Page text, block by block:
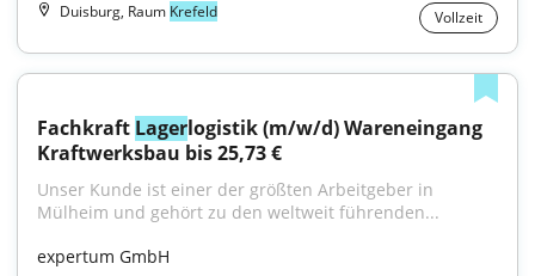
Duisburg, Raum Krefeld Vollzeit
Fachkraft Lagerlogistik (m/w/d) Wareneingang
Kraftwerksbau bis 25,73 €
Unser Kunde ist einer der größten Arbeitgeber in
Mülheim und gehört zu den weltweit führenden...
expertum GmbH